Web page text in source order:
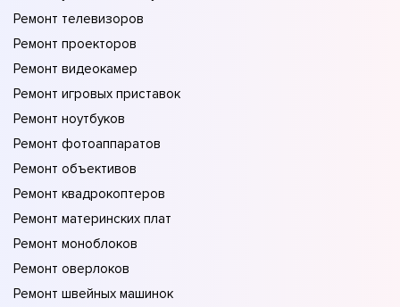
Ремонт телевизоров
Ремонт проекторов
Ремонт видеокамер
Ремонт игровых приставок
Ремонт ноутбуков
Ремонт фотоаппаратов
Ремонт объективов
Ремонт квадрокоптеров
Ремонт материнских плат
Ремонт моноблоков
Ремонт оверлоков
Ремонт швейных машинок